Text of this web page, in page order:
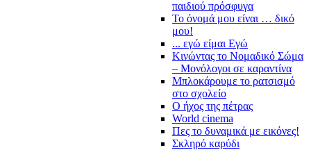
παιδιού πρόσφυγα
Το όνομά μου είναι … δικό
μου!
... εγώ είμαι Εγώ
Κινώντας το Νομαδικό Σώμα
– Μονόλογοι σε καραντίνα
Μπλοκάρουμε το ρατσισμό
στο σχολείο
Ο ήχος της πέτρας
World cinema
Πες το δυναμικά με εικόνες!
Σκληρό καρύδι